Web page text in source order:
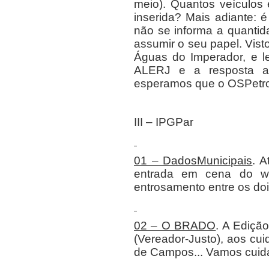
meio). Quantos
inserida? Mais adiante:
não se informa a
assumir o seu papel.
Águas do Imperador, e
ALERJ e a resposta
esperamos que o
III – IPGPar
01 – DadosMunicipais.
entrada em cena do
entrosamento entre os
02 – O BRADO. A
(Vereador-Justo), aos
de Campos... Vamos